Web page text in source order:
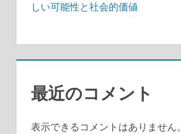
しい可能性と社会的価値
最近のコメント
表示できるコメントはありません。